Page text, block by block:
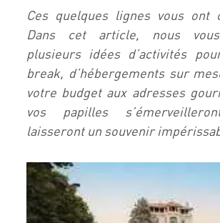
Ces quelques lignes vous ont
Dans cet article, nous
plusieurs idées d’activités
break, d’hébergements sur
votre budget aux adresses
vos papilles
laisseront un souvenir